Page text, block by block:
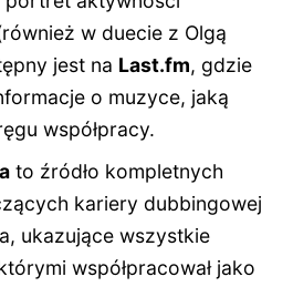
w duecie z Olgą
jest na Last.fm, gdzie
o muzyce, jaką
współpracy.
to źródło kompletnych
kariery dubbingowej
ukazujące wszystkie
współpracował jako